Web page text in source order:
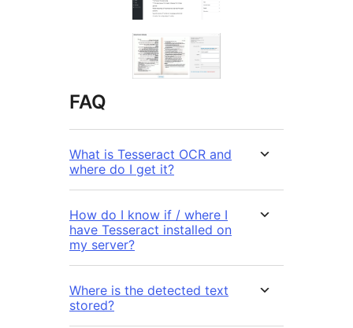
FAQ
What is Tesseract OCR and
where do I get it?
How do I know if / where I
have Tesseract installed on
my server?
Where is the detected text
stored?